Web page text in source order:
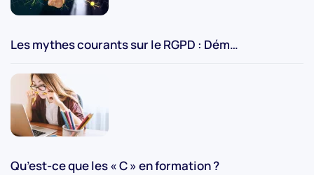
Les mythes courants sur le RGPD : Dém…
Qu’est-ce que les « C » en formation ?